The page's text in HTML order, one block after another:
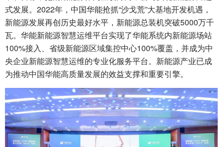
式发展。2022年，中国华能抢抓“沙戈荒”大基地开发机遇，
新能源发展再创历史最好水平，新能源总装机突破5000万千
瓦。华能新能源智慧运维平台实现了华能系统内新能源场站
100%接入、省级新能源区域集控中心100%覆盖，并成为中
央企业新能源智慧运维的专业化服务平台。新能源产业已成
为推动中国华能高质量发展的效益支撑和重要引擎。